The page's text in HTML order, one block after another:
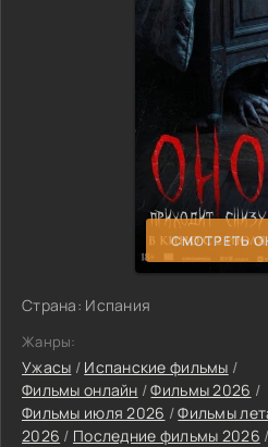
СМОТРЕТЬ
Страна: Испания
Жанры:
Ужасы / Испанские фильмы /
Фильмы онлайн /Фильмы 2026 /
Фильмы июля 2026 /Фильмы
2026 / Последние фильмы 2026 /